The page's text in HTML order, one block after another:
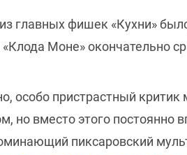
главных фишек «Кухни»
«Клода Моне» окончательно
особо пристрастный
но вместо этого
пиксаровский